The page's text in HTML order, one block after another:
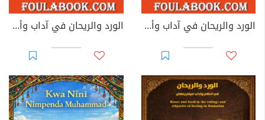
الورد والريحان في آداب وأحكام صيام رمضان: عربي - فرنسي الورد والريحان في آداب وأحكام صيام رمضان: عربي - تركي